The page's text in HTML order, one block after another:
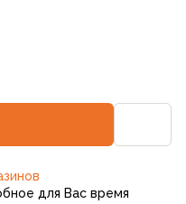
для Вас время